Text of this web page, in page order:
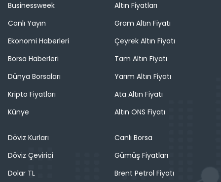
Businessweek
Canlı Yayın
Ekonomi Haberleri
Borsa Haberleri
Dünya Borsaları
Kripto Fiyatları
Künye
Altın Fiyatları
Gram Altın Fiyatı
Çeyrek Altın Fiyatı
Tam Altın Fiyatı
Yarım Altın Fiyatı
Ata Altın Fiyatı
Altın ONS Fiyatı
Döviz Kurları
Döviz Çevirici
Dolar TL
Canlı Borsa
Gümüş Fiyatları
Brent Petrol Fiyatı